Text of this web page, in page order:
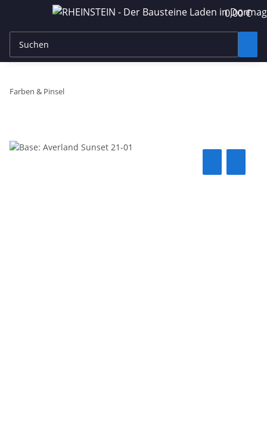
0,00 €
Farben & Pinsel